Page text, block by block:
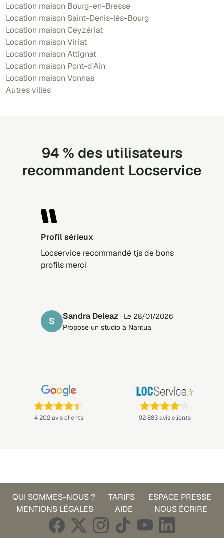
Location maison Bourg-en-Bresse
Location maison Saint-Denis-lès-Bourg
Location maison Ceyzériat
Location maison Viriat
Location maison Attignat
Location maison Pont-d'Ain
Location maison Vonnas
Autres villes
94 % des utilisateurs
recommandent Locservice
Profil sérieux
Locservice recommandé tjs de bons
profils merci
S Sandra Deleaz · Le 28/01/2026
Propose un studio à Nantua
Note : 4,4 sur 5 —
4 202 avis clients Note : 4,1 sur 5 —
92 883 avis clients
QUI SOMMES-NOUS ? TARIFS
ESPACE PRESSE
MENTIONS LÉGALES
AIDE NOUS ÉCRIRE